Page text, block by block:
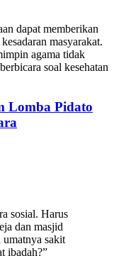
dapat memberikan
masyarakat.
agama tidak
soal kesehatan
Lomba Pidato
sosial. Harus
dan masjid
umatnya sakit
ibadah?”